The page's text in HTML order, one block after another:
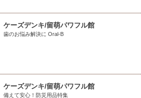
ケーズデンキ/留萌パワフル館
歯のお悩み解決に Oral-B
ケーズデンキ/留萌パワフル館
備えて安心！防災用品特集